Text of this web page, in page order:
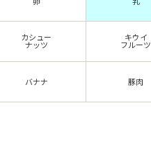
カシュー
ナッツ
キウイ
フルーツ
バナナ 豚肉